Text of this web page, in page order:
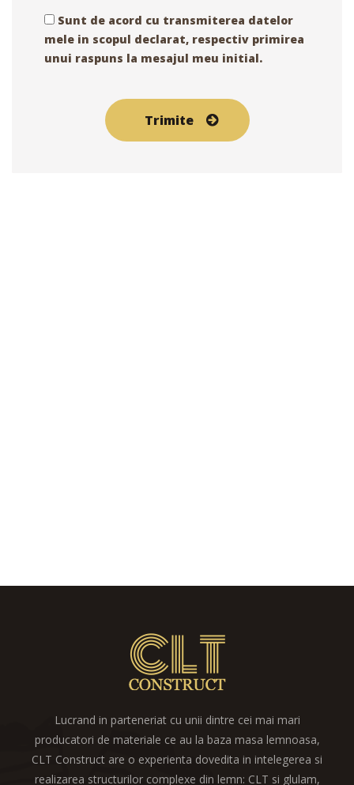
Sunt de acord cu transmiterea datelor
mele in scopul declarat, respectiv primirea
unui raspuns la mesajul meu initial.
Lucrand in parteneriat cu unii dintre cei mai mari
producatori de materiale ce au la baza masa lemnoasa,
CLT Construct are o experienta dovedita in intelegerea si
realizarea structurilor complexe din lemn: CLT si glulam,